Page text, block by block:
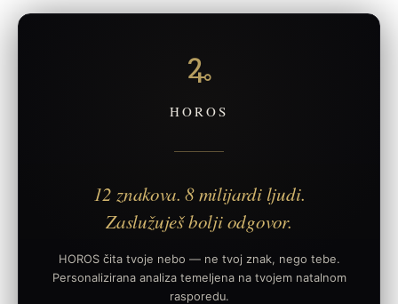
🜩
HOROS
12 znakova. 8 milijardi ljudi.
Zaslužuješ bolji odgovor.
HOROS čita tvoje nebo — ne tvoj znak, nego tebe.
Personalizirana analiza temeljena na tvojem natalnom
rasporedu.